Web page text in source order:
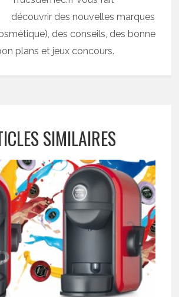
découvrir des nouvelles marques
des conseils, des bonne
plans et jeux concours.
SIMILAIRES